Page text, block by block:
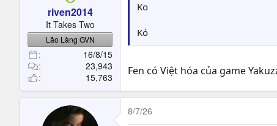
riven2014
It Takes Two
Lão Làng GVN
16/8/15
23,943
15,763
Ko
Kó
Fen có Việt hóa của game
8/7/26